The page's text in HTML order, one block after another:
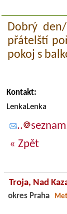
Dobrý
přátelští
pokoj s
Kontakt:
LenkaLenka
..
« Zpět
Troja, Nad
okres Praha